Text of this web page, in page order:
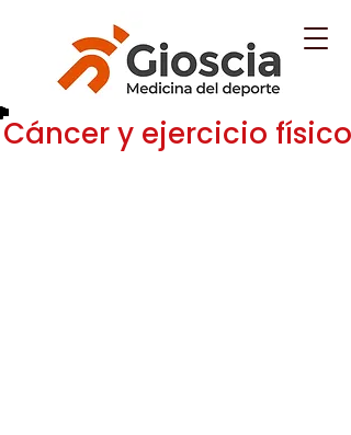
Cáncer y ejercicio físico